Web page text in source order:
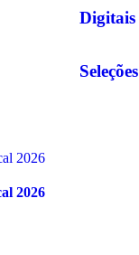
Digitais
Seleções
2026